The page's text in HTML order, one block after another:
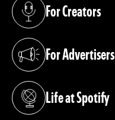
For Creators
(opens in a new tab)
For Advertisers
(opens in a new tab)
Life at Spotify
(opens in a new tab)